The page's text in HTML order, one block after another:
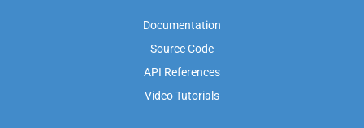
Documentation
Source Code
API References
Video Tutorials